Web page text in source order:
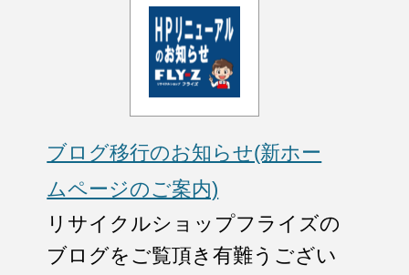
ブログ移行のお知らせ(新ホー
ムページのご案内)
リサイクルショップフライズの
ブログをご覧頂き有難うござい